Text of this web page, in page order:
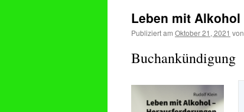
Leben mit Alkohol
Publiziert am Oktober 21, 2021 von
Buchankündigung